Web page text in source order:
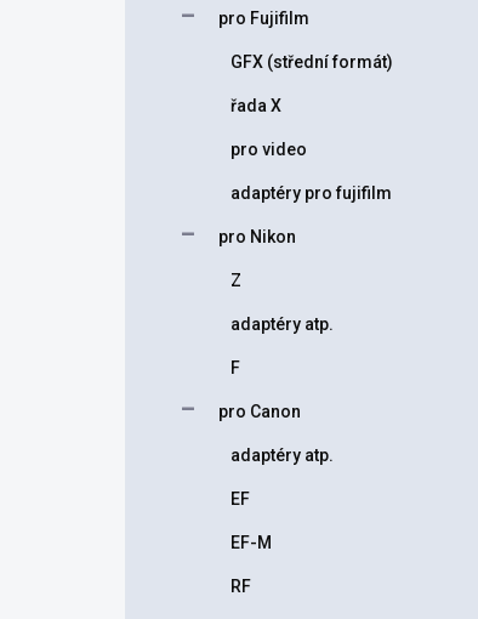
pro Fujifilm
GFX (střední formát)
řada X
pro video
adaptéry pro fujifilm
pro Nikon
Z
adaptéry atp.
F
pro Canon
adaptéry atp.
EF
EF-M
RF